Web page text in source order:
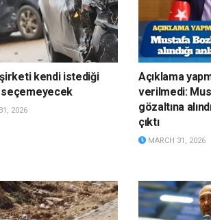
kendi istediği
2026
Açıklama
verilmedi:
gözaltına
çıktı
MARCH 31, 2026